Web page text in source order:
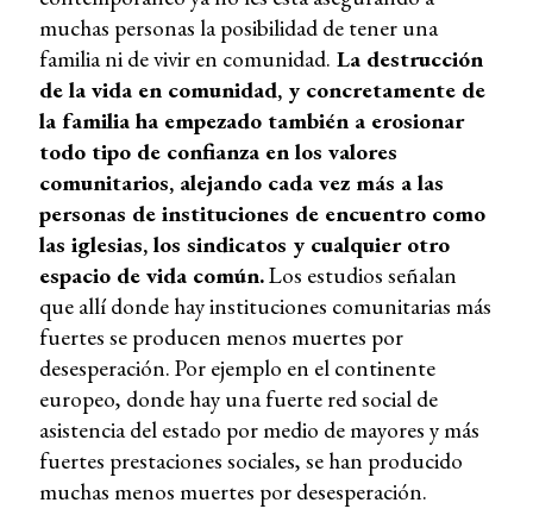
muchas personas la posibilidad de tener una
familia ni de vivir en comunidad. La destrucción
de la vida en comunidad, y concretamente de
la familia ha empezado también a erosionar
todo tipo de confianza en los valores
comunitarios, alejando cada vez más a las
personas de instituciones de encuentro como
las iglesias, los sindicatos y cualquier otro
espacio de vida común.Los estudios señalan
que allí donde hay instituciones comunitarias más
fuertes se producen menos muertes por
desesperación. Por ejemplo en el continente
europeo, donde hay una fuerte red social de
asistencia del estado por medio de mayores y más
fuertes prestaciones sociales, se han producido
muchas menos muertes por desesperación.